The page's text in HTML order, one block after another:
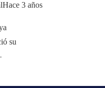
Hace 3 años